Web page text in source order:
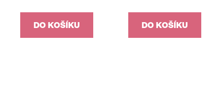
DO KOŠÍKU DO KOŠÍKU